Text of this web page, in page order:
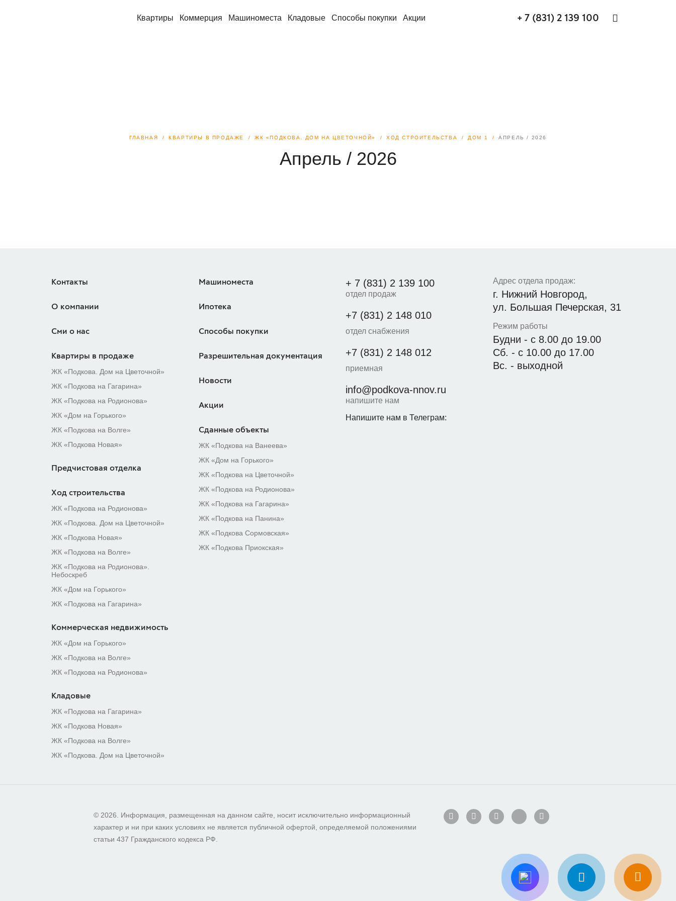
Квартиры Коммерция Машиноместа Кладовые Способы покупки Акции + 7 (831) 2 139 100
ГЛАВНАЯ КВАРТИРЫ В ПРОДАЖЕ ЖК «ПОДКОВА. ДОМ НА ЦВЕТОЧНОЙ» ХОД СТРОИТЕЛЬСТВА ДОМ 1 АПРЕЛЬ / 2026
Апрель / 2026
Контакты
О компании
Сми о нас
Квартиры в продаже
ЖК «Подкова. Дом на Цветочной»
ЖК «Подкова на Гагарина»
ЖК «Подкова на Родионова»
ЖК «Дом на Горького»
ЖК «Подкова на Волге»
ЖК «Подкова Новая»
Предчистовая отделка
Ход строительства
ЖК «Подкова на Родионова»
ЖК «Подкова. Дом на Цветочной»
ЖК «Подкова Новая»
ЖК «Подкова на Волге»
ЖК «Подкова на Родионова».
Небоскреб
ЖК «Дом на Горького»
ЖК «Подкова на Гагарина»
Коммерческая недвижимость
ЖК «Дом на Горького»
ЖК «Подкова на Волге»
ЖК «Подкова на Родионова»
Кладовые
ЖК «Подкова на Гагарина»
ЖК «Подкова Новая»
ЖК «Подкова на Волге»
ЖК «Подкова. Дом на Цветочной»
Машиноместа
Ипотека
Способы покупки
Разрешительная документация
Новости
Акции
Сданные объекты
ЖК «Подкова на Ванеева»
ЖК «Дом на Горького»
ЖК «Подкова на Цветочной»
ЖК «Подкова на Родионова»
ЖК «Подкова на Гагарина»
ЖК «Подкова на Панина»
ЖК «Подкова Сормовская»
ЖК «Подкова Приокская»
+ 7 (831) 2 139 100
отдел продаж
+7 (831) 2 148 010
отдел снабжения
+7 (831) 2 148 012
приемная
info@podkova-nnov.ru
напишите нам
Напишите нам в Телеграм:
Адрес отдела продаж:
г. Нижний Новгород,
ул. Большая Печерская, 31
Режим работы
Будни - с 8.00 до 19.00
Сб. - с 10.00 до 17.00
Вс. - выходной
© 2026. Информация, размещенная на данном сайте, носит исключительно информационный
характер и ни при каких условиях не является публичной офертой, определяемой положениями
статьи 437 Гражданского кодекса РФ.